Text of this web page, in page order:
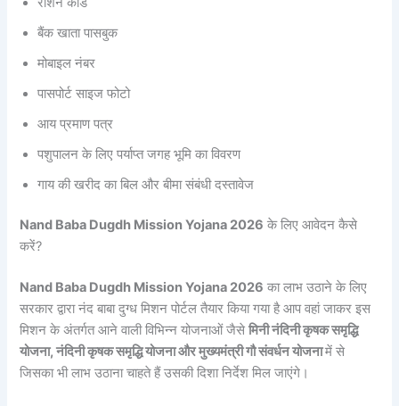
बैंक खाता पासबुक
मोबाइल नंबर
पासपोर्ट साइज फोटो
आय प्रमाण पत्र
पशुपालन के लिए पर्याप्त जगह भूमि का विवरण
गाय की खरीद का बिल और बीमा संबंधी दस्तावेज
Nand Baba Dugdh Mission Yojana 2026 के लिए आवेदन कैसे
करें?
Nand Baba Dugdh Mission Yojana 2026 का लाभ उठाने के लिए
सरकार द्वारा नंद बाबा दुग्ध मिशन पोर्टल तैयार किया गया है आप वहां जाकर इस
मिशन के अंतर्गत आने वाली विभिन्न योजनाओं जैसेमिनी नंदिनी कृषक समृद्धि
योजना, नंदिनी कृषक समृद्धि योजना और मुख्यमंत्री गौ संवर्धन योजनामें से
जिसका भी लाभ उठाना चाहते हैं उसकी दिशा निर्देश मिल जाएंगे।